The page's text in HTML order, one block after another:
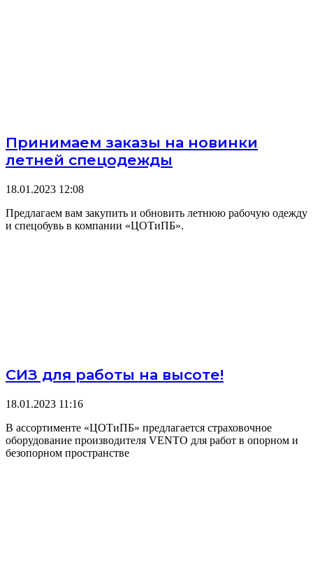
Принимаем заказы на новинки
летней спецодежды
18.01.2023 12:08
Предлагаем вам закупить и обновить летнюю рабочую одежду
и спецобувь в компании «ЦОТиПБ».
СИЗ для работы на высоте!
18.01.2023 11:16
В ассортименте «ЦОТиПБ» предлагается страховочное
оборудование производителя VENTO для работ в опорном и
безопорном пространстве